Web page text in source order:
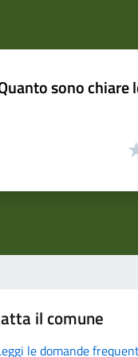
sono chiare
il comune
le domande